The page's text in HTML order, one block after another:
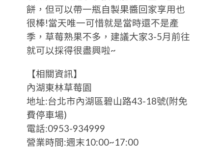
餅，但可以帶一瓶自製果醬回家享用也
很棒!當天唯一可惜就是當時還不是產
季，草莓熟果不多，建議大家3-5月前往
就可以採得很盡興啦~
【相關資訊】
內湖東林草莓園
地址:台北市內湖區碧山路43-18號(附免
費停車場)
電話:0953-934999
營業時間:週末10:00~17:00